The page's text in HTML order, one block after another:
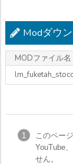
Modダウ
MODファイル名
このペー
YouTube
せん。